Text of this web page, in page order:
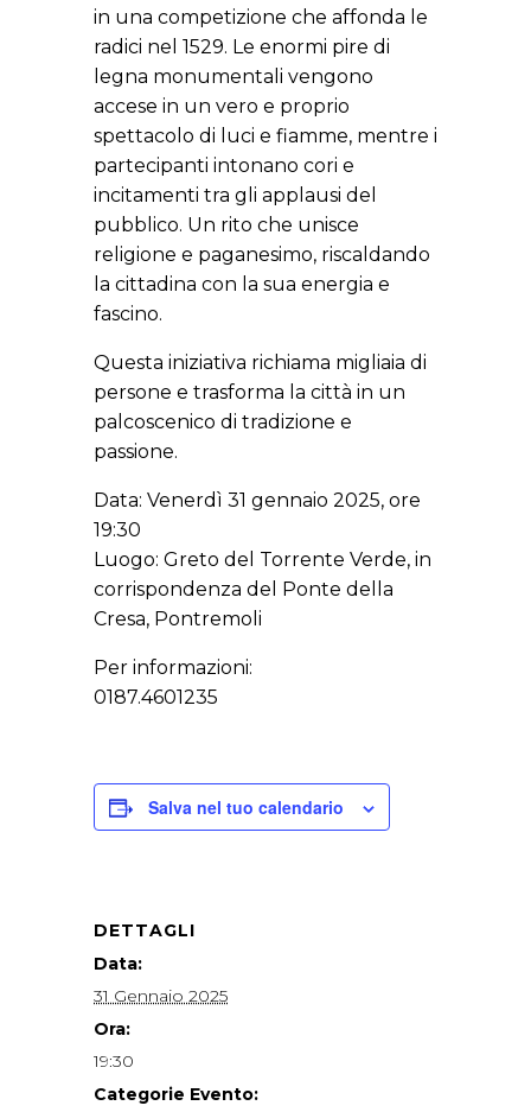
in una competizione che affonda le
radici nel 1529. Le enormi pire di
legna monumentali vengono
accese in un vero e proprio
spettacolo di luci e fiamme, mentre i
partecipanti intonano cori e
incitamenti tra gli applausi del
pubblico. Un rito che unisce
religione e paganesimo, riscaldando
la cittadina con la sua energia e
fascino.
Questa iniziativa richiama migliaia di
persone e trasforma la città in un
palcoscenico di tradizione e
passione.
Data: Venerdì 31 gennaio 2025, ore
19:30
Luogo: Greto del Torrente Verde, in
corrispondenza del Ponte della
Cresa, Pontremoli
Per informazioni:
0187.4601235
Salva nel tuo calendario
DETTAGLI
Data:
31 Gennaio 2025
Ora:
19:30
Categorie Evento: